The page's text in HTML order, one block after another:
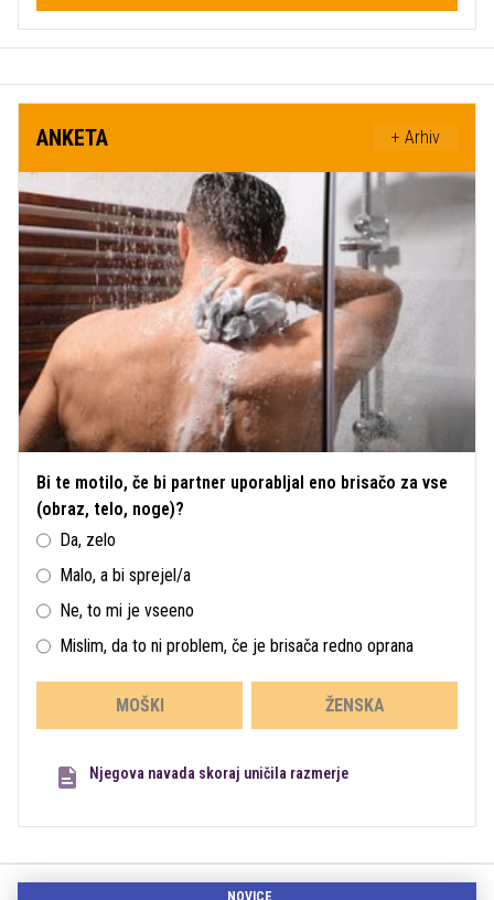
ANKETA + Arhiv
Bi te motilo, če bi partner uporabljal eno brisačo za vse
(obraz, telo, noge)?
Da, zelo
Malo, a bi sprejel/a
Ne, to mi je vseeno
Mislim, da to ni problem, če je brisača redno oprana
MOŠKI ŽENSKA
Njegova navada skoraj uničila razmerje